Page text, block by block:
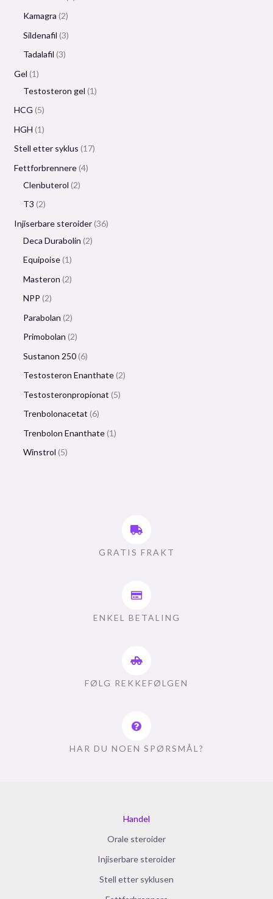
Kamagra 2
Sildenafil 3
Tadalafil 3
Gel 1
Testosteron gel 1
HCG 5
HGH 1
Stell etter syklus 17
Fettforbrennere 4
Clenbuterol 2
T3 2
Injiserbare steroider 36
Deca Durabolin 2
Equipoise 1
Masteron 2
NPP 2
Parabolan 2
Primobolan 2
Sustanon 250 6
Testosteron Enanthate 2
Testosteronpropionat 5
Trenbolonacetat 6
Trenbolon Enanthate 1
Winstrol 5
GRATIS FRAKT
ENKEL BETALING
FØLG REKKEFØLGEN
HAR DU NOEN SPØRSMÅL?
Handel
Orale steroider
Injiserbare steroider
Stell etter syklusen